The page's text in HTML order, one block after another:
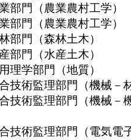
門（農業農村工学）
門（農業農村工学）
門（森林土木）
門（水産土木）
学部門（地質）
技術監理部門（機械－
技術監理部門（機械－
技術監理部門（電気電